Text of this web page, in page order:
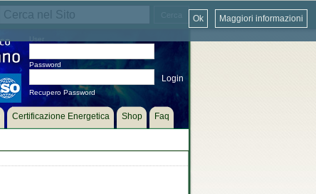
Password
Recupero Password
Certificazione Energetica Shop Faq
Maggiori informazioni
Ok